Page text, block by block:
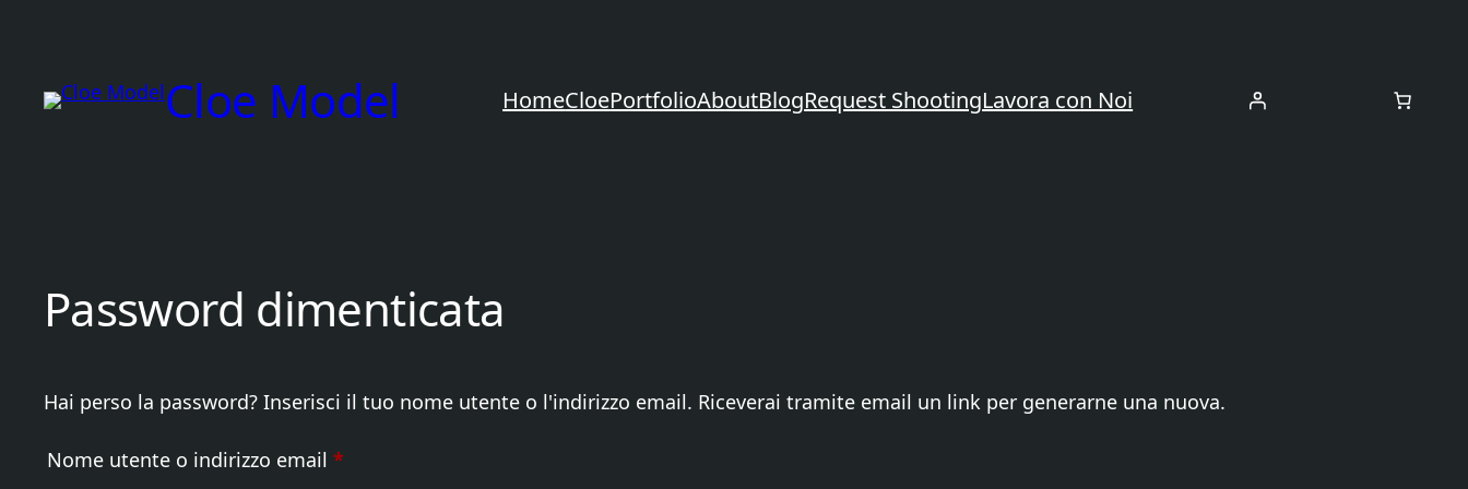
contenuto
Cloe Model HomeCloePortfolioAboutBlogRequest ShootingLavora con Noi
Password dimenticata
Hai perso la password? Inserisci il tuo nome utente o l'indirizzo email. Riceverai tramite email un link per generarne una nuova.
Nome utente o indirizzo email *